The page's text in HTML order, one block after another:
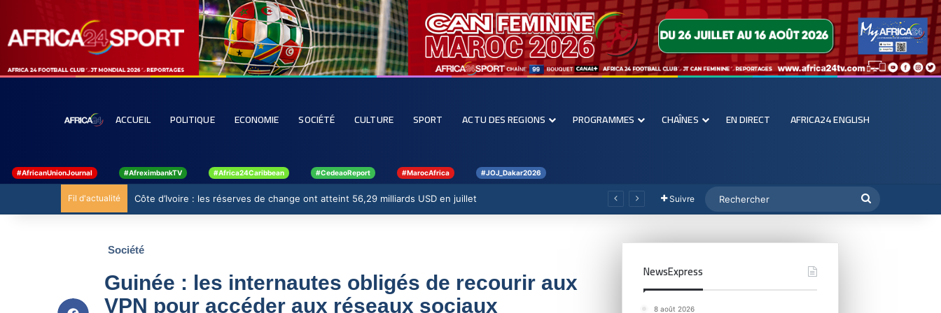
ACCUEIL POLITIQUE ECONOMIE SOCIÉTÉ CULTURE SPORT ACTU DES REGIONS PROGRAMMES CHAÎNES EN DIRECT AFRICA24 ENGLISH
#AfricanUnionJournal #AfreximbankTV #Africa24Caribbean #CedeaoReport #MarocAfrica #JOJ_Dakar2026
Fil d'actualité Côte d’Ivoire : les réserves de change ont atteint 56,29 milliards USD en juillet Suivre
Société
Guinée : les internautes obligés de recourir aux
VPN pour accéder aux réseaux sociaux
NewsExpress
8 août 2026